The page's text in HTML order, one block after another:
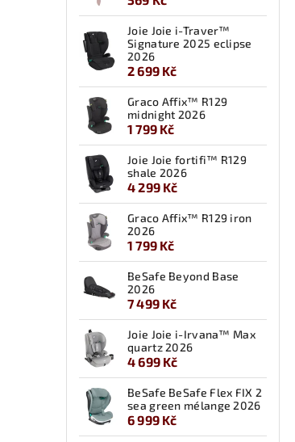
Joie Joie i-Traver™
Signature 2025 eclipse
2026
2 699 Kč
Graco Affix™ R129
midnight 2026
1 799 Kč
Joie Joie fortifi™ R129
shale 2026
4 299 Kč
Graco Affix™ R129 iron
2026
1 799 Kč
BeSafe Beyond Base
2026
7 499 Kč
Joie Joie i-Irvana™ Max
quartz 2026
4 699 Kč
BeSafe BeSafe Flex FIX 2
sea green mélange 2026
6 999 Kč